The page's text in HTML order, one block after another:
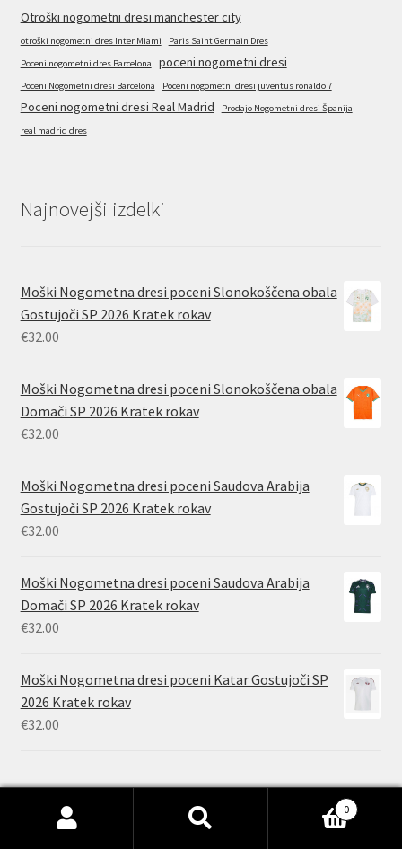
Otroški nogometni dresi manchester city
otroški nogometni dres Inter Miami
Paris Saint Germain Dres
Poceni nogometni dres Barcelona
poceni nogometni dresi
Poceni Nogometni dresi Barcelona Poceni nogometni dresi juventus ronaldo 7
Poceni nogometni dresi Real Madrid
Prodajo Nogometni dresi Španija
real madrid dres
Najnovejši izdelki
Moški Nogometna dresi poceni Slonokoščena obala
Gostujoči SP 2026 Kratek rokav
€32.00
Moški Nogometna dresi poceni Slonokoščena obala
Domači SP 2026 Kratek rokav
€32.00
Moški Nogometna dresi poceni Saudova Arabija
Gostujoči SP 2026 Kratek rokav
€32.00
Moški Nogometna dresi poceni Saudova Arabija
Domači SP 2026 Kratek rokav
€32.00
Moški Nogometna dresi poceni Katar Gostujoči SP
2026 Kratek rokav
€32.00
0